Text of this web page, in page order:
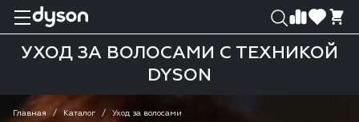
УХОД ЗА ВОЛОСАМИ С ТЕХНИКОЙ
DYSON
Главная Каталог Уход за волосами